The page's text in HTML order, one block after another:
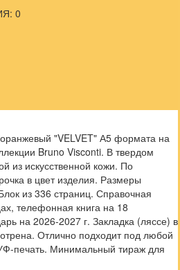
0
"VELVET" А5 формата на
Bruno Visconti. В твердом
из искусственной кожи. По
в цвет изделия. Размеры
из 336 страниц. Справочная
телефонная книга на 18
на 2026-2027 г. Закладка (ляссе) в
Отлично подходит под любой
печать. Минимальный тираж для